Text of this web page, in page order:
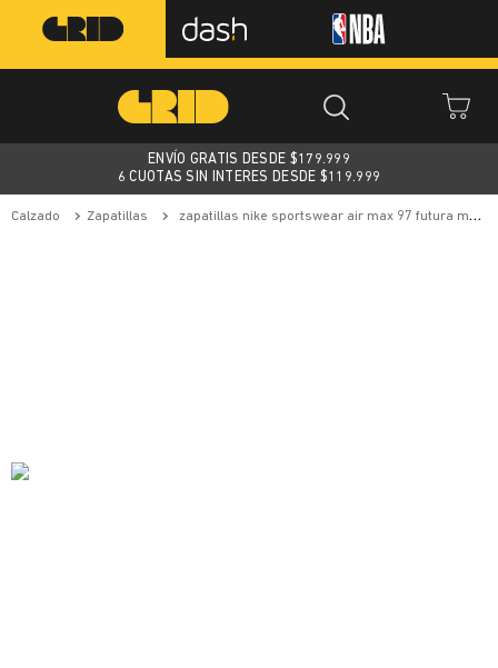
ENVÍO GRATIS DESDE $179.999
6 CUOTAS SIN INTERES DESDE $119.999
calzado zapatillas zapatillas nike sportswear air max 97 futura mujer